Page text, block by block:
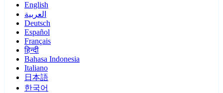
English
العربية
Deutsch
Español
Français
हिन्दी
Bahasa Indonesia
Italiano
日本語
한국어